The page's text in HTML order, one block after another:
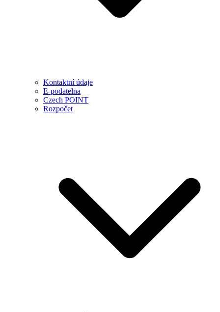
Kontaktní údaje
E-podatelna
Czech POINT
Rozpočet